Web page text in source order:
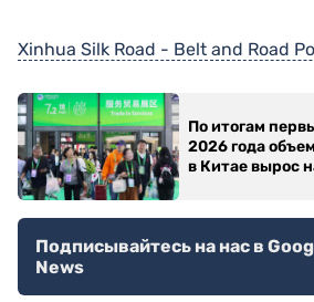
Xinhua Silk Road - Belt and Road
По итогам
2026 года
в Китае вырос
Подписывайтесь на нас в
News